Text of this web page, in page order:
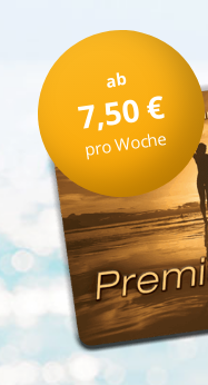
ab
7,50 €
pro Woche